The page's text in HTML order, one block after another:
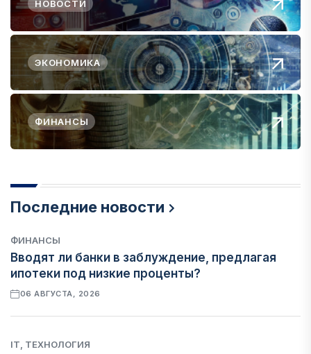
НОВОСТИ
ЭКОНОМИКА
ФИНАНСЫ
Последние новости
ФИНАНСЫ
Вводят ли банки в заблуждение, предлагая
ипотеки под низкие проценты?
06 АВГУСТА, 2026
IT, ТЕХНОЛОГИЯ